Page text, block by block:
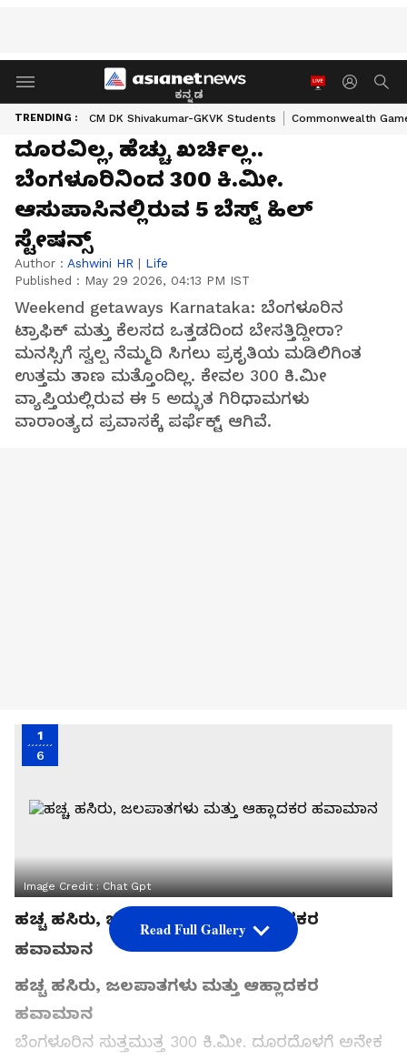
ಕನ್ನಡ
TRENDING : CM DK Shivakumar-GKVK Students Commonwealth
ದೂರವಿಲ್ಲ, ಹೆಚ್ಚು ಖರ್ಚಿಲ್ಲ..
ಬೆಂಗಳೂರಿನಿಂದ 300 ಕಿ.ಮೀ.
ಆಸುಪಾಸಿನಲ್ಲಿರುವ 5 ಬೆಸ್ಟ್ ಹಿಲ್
ಸ್ಟೇಷನ್ಸ್
Author : Ashwini HR | Life
Published : May 29 2026, 04:13 PM IST
Weekend getaways Karnataka: ಬೆಂಗಳೂರಿನ
ಟ್ರಾಫಿಕ್ ಮತ್ತು ಕೆಲಸದ ಒತ್ತಡದಿಂದ ಬೇಸತ್ತಿದ್ದೀರಾ?
ಮನಸ್ಸಿಗೆ ಸ್ವಲ್ಪ ನೆಮ್ಮದಿ ಸಿಗಲು ಪ್ರಕೃತಿಯ ಮಡಿಲಿಗಿಂತ
ಉತ್ತಮ ತಾಣ ಮತ್ತೊಂದಿಲ್ಲ. ಕೇವಲ 300 ಕಿ.ಮೀ
ವ್ಯಾಪ್ತಿಯಲ್ಲಿರುವ ಈ 5 ಅದ್ಭುತ ಗಿರಿಧಾಮಗಳು
ವಾರಾಂತ್ಯದ ಪ್ರವಾಸಕ್ಕೆ ಪರ್ಫೆಕ್ಟ್ ಆಗಿವೆ.
1
6
Image Credit :Chat Gpt
ಹಚ್ಚ ಹಸಿರು, ಜಲಪಾತಗಳು ಮತ್ತು ಆಹ್ಲಾದಕರ
ಹವಾಮಾನ
ಹಚ್ಚ ಹಸಿರು, ಜಲಪಾತಗಳು ಮತ್ತು ಆಹ್ಲಾದಕರ
ಹವಾಮಾನ
ಬೆಂಗಳೂರಿನ ಸುತ್ತಮುತ್ತ 300 ಕಿ.ಮೀ. ದೂರದೊಳಗೆ ಅನೇಕ
Read Full Gallery